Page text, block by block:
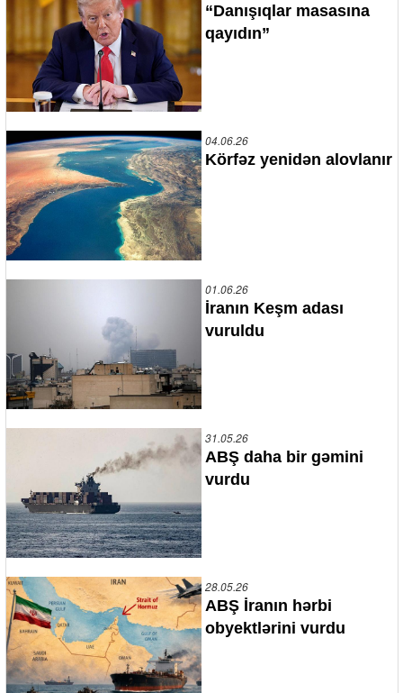
“Danışıqlar masasına
qayıdın”
04.06.26
Körfəz yenidən alovlanır
01.06.26
İranın Keşm adası
vuruldu
31.05.26
ABŞ daha bir gəmini
vurdu
28.05.26
ABŞ İranın hərbi
obyektlərini vurdu